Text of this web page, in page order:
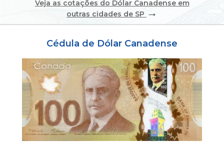
ou cadastre-se se ainda não tem registro:
Veja as cotações do Dólar Canadense em
outras cidades de SP →
Cédula de Dólar Canadense